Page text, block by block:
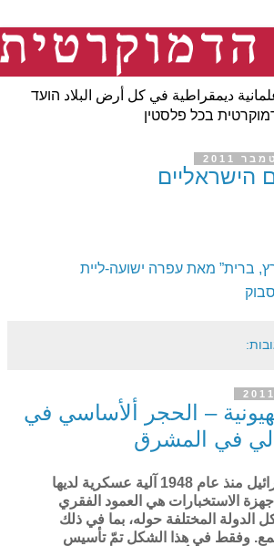
ديمقراطية في كل أرض البلاد הועד
בכל פלסטין
הישראליים
ברית” מאת עפרה ישועה-ליית
– الحجر ألأساسي في
في المشرق
تشكل دولة إسرائيل منذ عام 1948 آلية عسكرية لديها
الاستخبارات هي العمود الفقري
الدولة المختلفة حوله، بما في ذلك
وفقط في هذا الشكل تمّ تأسيس